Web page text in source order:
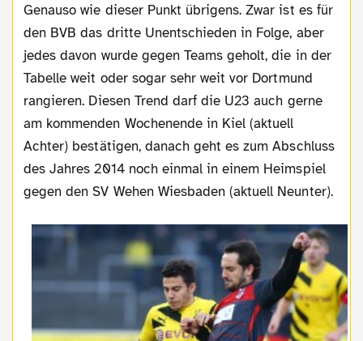
Genauso wie dieser Punkt übrigens. Zwar ist es für
den BVB das dritte Unentschieden in Folge, aber
jedes davon wurde gegen Teams geholt, die in der
Tabelle weit oder sogar sehr weit vor Dortmund
rangieren. Diesen Trend darf die U23 auch gerne
am kommenden Wochenende in Kiel (aktuell
Achter) bestätigen, danach geht es zum Abschluss
des Jahres 2014 noch einmal in einem Heimspiel
gegen den SV Wehen Wiesbaden (aktuell Neunter).